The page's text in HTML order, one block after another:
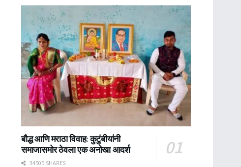
बौद्ध आणि मराठा विवाह: कुटुंबीयांनी
समाजासमोर ठेवला एक अनोखा आदर्श
34505 SHARES